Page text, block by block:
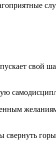
свой
свернуть